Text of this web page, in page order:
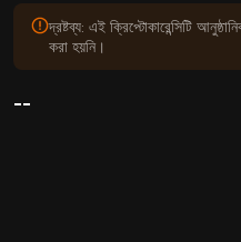
দ্রষ্টব্য: এই ক্রিপ্টোকারেন্সিটি
করা হয়নি।
--